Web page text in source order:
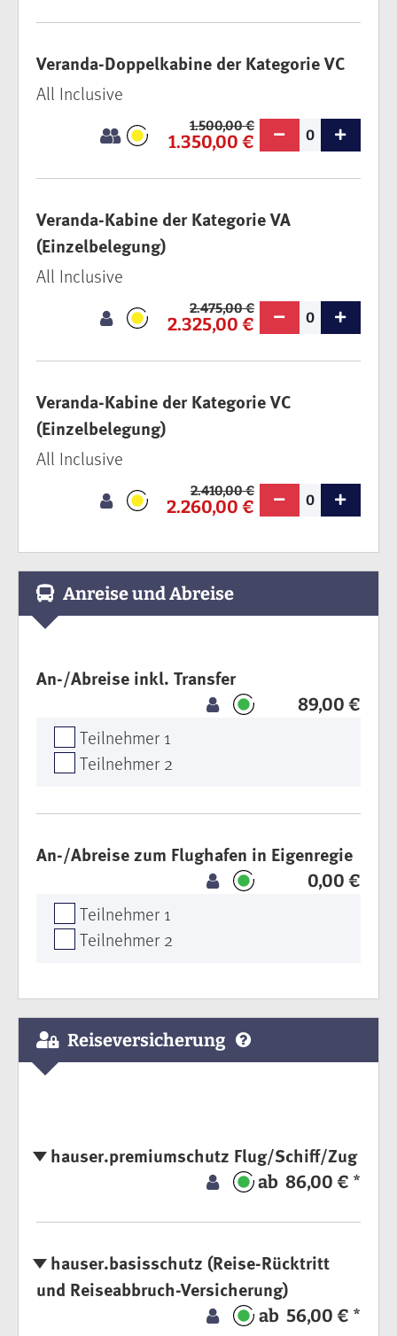
Veranda-Doppelkabine der Kategorie VC
1.500,00 €
1.350,00 € 0
All Inclusive
Veranda-Kabine der Kategorie VA
(Einzelbelegung)
2.475,00 €
2.325,00 € 0
All Inclusive
Veranda-Kabine der Kategorie VC
(Einzelbelegung)
2.410,00 €
2.260,00 € 0
All Inclusive
Anreise und Abreise
An-/Abreise inkl. Transfer
89,00 €
Teilnehmer 1
Teilnehmer 2
An-/Abreise zum Flughafen in Eigenregie
0,00 €
Teilnehmer 1
Teilnehmer 2
Reiseversicherung
hauser.premiumschutz Flug/Schiff/Zug
ab 86,00 € *
hauser.basisschutz (Reise-Rücktritt
und Reiseabbruch-Versicherung)
ab 56,00 € *